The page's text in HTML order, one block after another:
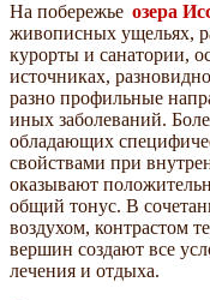
На побережье озера
живописных ущельях,
курорты и санатории,
источниках,
разно профильные
иных заболеваний.
обладающих
свойствами при
оказывают
общий тонус. В
воздухом, контрастом
вершин создают все
лечения и отдыха.